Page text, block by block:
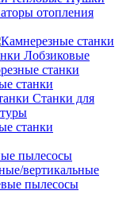
отопления
Лобзиковые
станки
станки
Станки для
станки
пылесосы
вертикальные
пылесосы